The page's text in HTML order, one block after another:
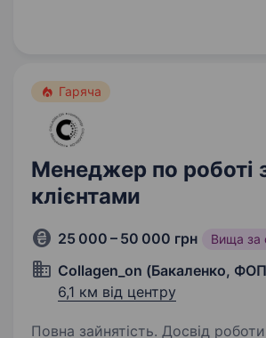
та привітного продавця-
Гаряча
Менеджер по роботі
клієнтами
25 000 – 50 000 грн Вища за
Collagen_on (Бакаленко,
6,1 км від центру
Повна зайнятість. Досвід роботи